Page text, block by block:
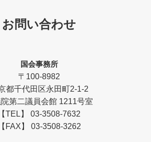
お問い合わせ
国会事務所
〒100-8982
都千代田区永田町2-1-2
第二議員会館 1211号室
【TEL】 03-3508-7632
【FAX】 03-3508-3262